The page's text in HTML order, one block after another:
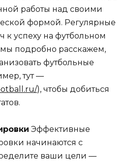
работы над своими
формой. Регулярные
успеху на футбольном
мы подробно расскажем,
футбольные
тут —
), чтобы добиться
Эффективные
начинаются с
ваши цели —